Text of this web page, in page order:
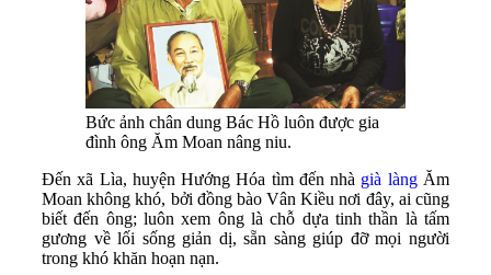
Bức ảnh chân dung Bác Hồ luôn được gia
đình ông Ăm Moan nâng niu.
Đến xã Lìa, huyện Hướng Hóa tìm đến nhà già làngĂm
Moan không khó, bởi đồng bào Vân Kiều nơi đây, ai cũng
biết đến ông; luôn xem ông là chỗ dựa tinh thần là tấm
gương về lối sống giản dị, sẵn sàng giúp đỡ mọi người
trong khó khăn hoạn nạn.